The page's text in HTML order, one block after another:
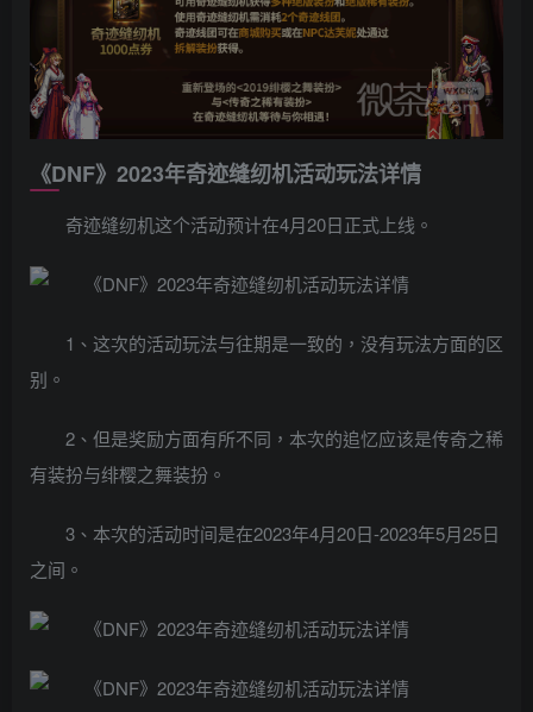
《DNF》2023年奇迹缝纫机活动玩法详情
奇迹缝纫机这个活动预计在4月20日正式上线。
1、这次的活动玩法与往期是一致的，没有玩法方面的区
别。
2、但是奖励方面有所不同，本次的追忆应该是传奇之稀
有装扮与绯樱之舞装扮。
3、本次的活动时间是在2023年4月20日-2023年5月25日
之间。